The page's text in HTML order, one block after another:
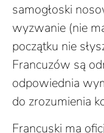
samogłoski
wyzwanie (nie
początku nie
Francuzów są
odpowiednia
do zrozumienia
Francuski ma